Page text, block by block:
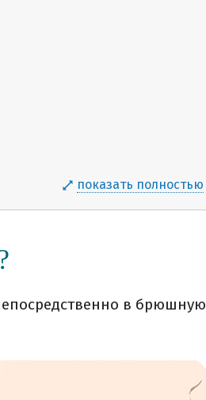
показать полностью
в брюшную